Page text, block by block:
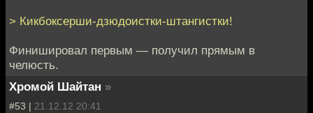
> Кикбоксерши-дзюдоистки-штангистки!
Финишировал первым — получил прямым в
челюсть.
Хромой Шайтан »
#53 | 21.12.12 20:41